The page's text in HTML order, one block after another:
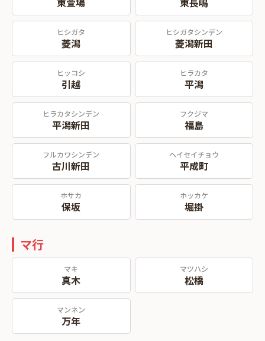
ヒシガタ
菱潟
ヒシガタシンデン
菱潟新田
ヒッコシ
引越
ヒラカタ
平潟
ヒラカタシンデン
平潟新田
フクジマ
福島
フルカワシンデン
古川新田
ヘイセイチョウ
平成町
ホサカ
保坂
ホッカケ
堀掛
マ行
マキ
真木
マツハシ
松橋
マンネン
万年